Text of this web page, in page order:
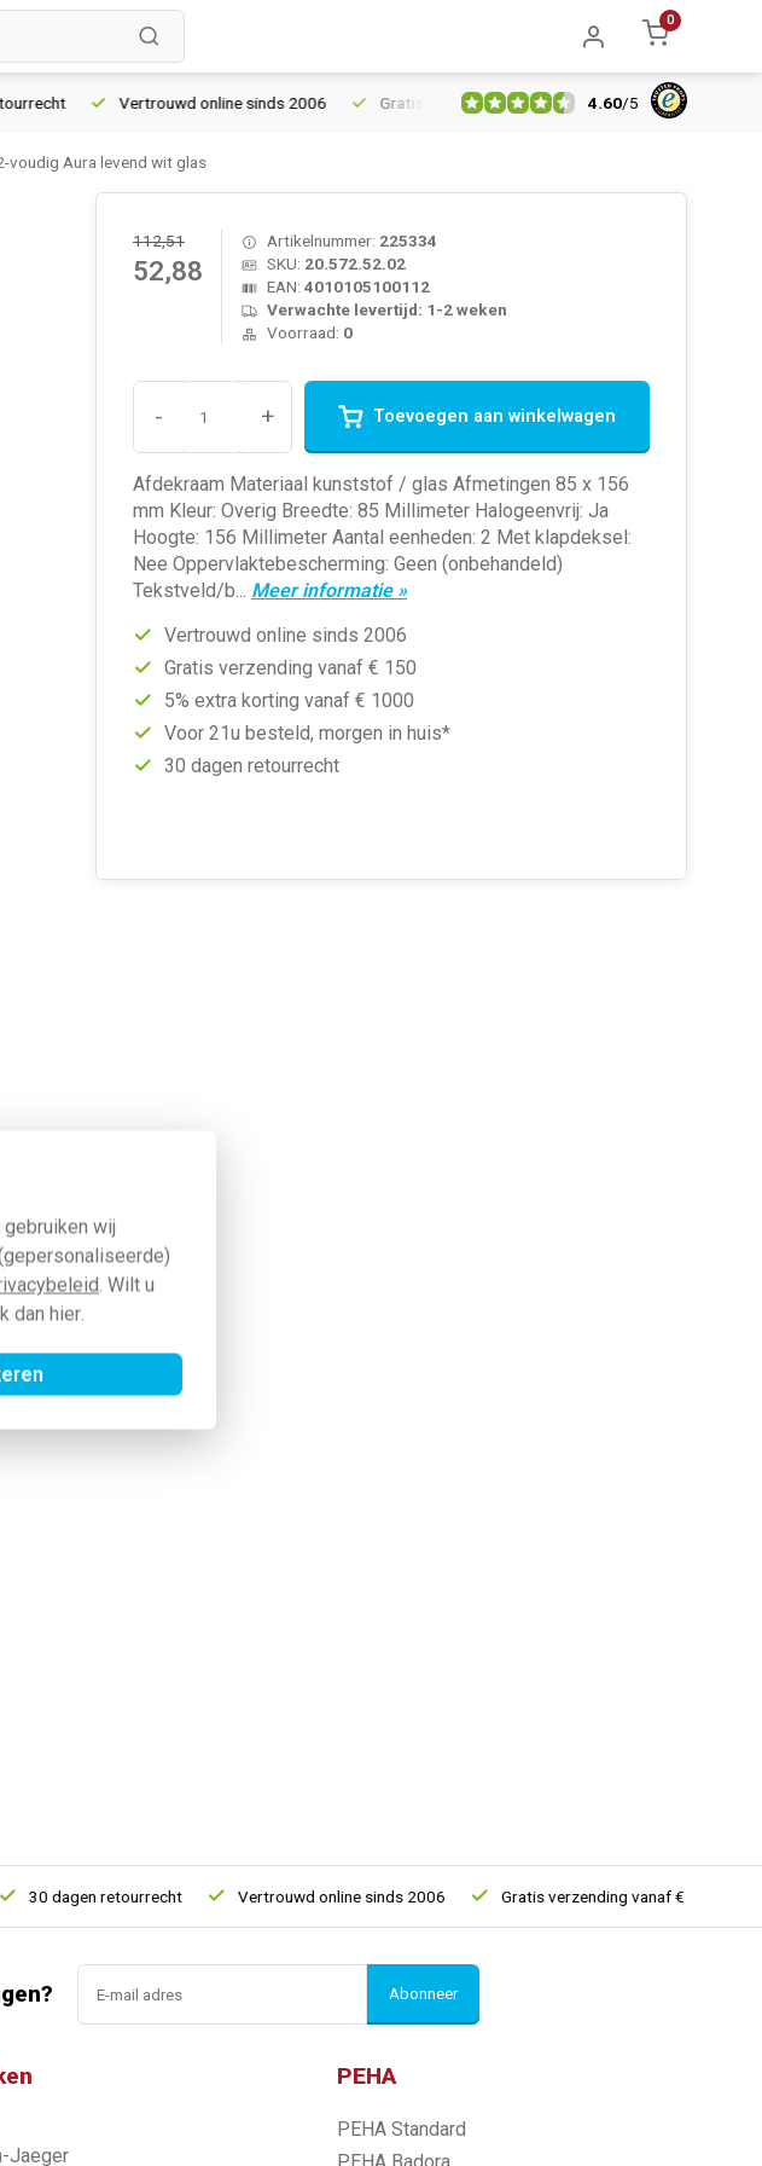
wij
. Wilt u
dan hier.
0
Vertrouwd online sinds 2006 Gratis verzending vanaf € 150 5% extra korting
4.60/5
voudig Aura levend wit glas
112,51
52,88
Artikelnummer: 225334
SKU: 20.572.52.02
EAN: 4010105100112
Verwachte levertijd: 1-2 weken
Voorraad: 0
- + Toevoegen aan winkelwagen
Afdekraam Materiaal kunststof / glas Afmetingen 85 x 156
mm Kleur: Overig Breedte: 85 Millimeter Halogeenvrij: Ja
Hoogte: 156 Millimeter Aantal eenheden: 2 Met klapdeksel:
Nee Oppervlaktebescherming: Geen (onbehandeld)
Tekstveld/b... Meer informatie »
Vertrouwd online sinds 2006
Gratis verzending vanaf € 150
5% extra korting vanaf € 1000
Voor 21u besteld, morgen in huis*
30 dagen retourrecht
30 dagen retourrecht Vertrouwd online sinds 2006 Gratis verzending vanaf € 150
Abonneer
Jaeger
PEHA
PEHA Standard